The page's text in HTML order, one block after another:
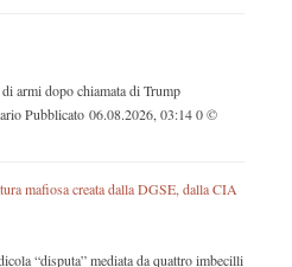
armi dopo chiamata di Trump
Pubblicato 06.08.2026, 03:14 0 ©
mafiosa creata dalla DGSE, dalla CIA
“disputa” mediata da quattro imbecilli